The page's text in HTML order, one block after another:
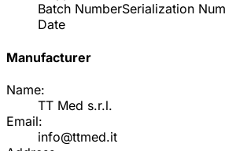
Batch NumberSerialization
Date
Manufacturer
Name:
TT Med s.r.l.
Email:
info@ttmed.it